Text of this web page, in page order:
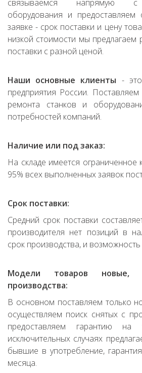
связываемся напрямую с
оборудования и
заявке - срок поставки и цену
низкой стоимости мы предлагаем
поставки с разной ценой.
Наши основные клиенты -
предприятия России.
ремонта станков и
потребностей компаний.
Наличие или под заказ:
На складе имеется ограниченное
95% всех выполненных заявок
Срок поставки:
Средний срок поставки
производителя нет позиций в
срок производства, и возможность
Модели товаров
производства:
В основном поставляем только
осуществляем поиск снятых с
предоставляем гарантию
исключительных случаях
бывшие в употребление,
месяца.